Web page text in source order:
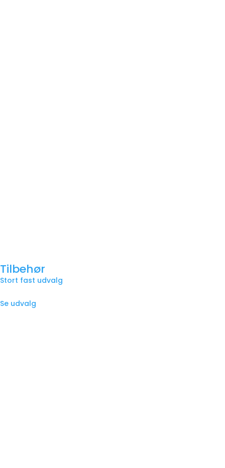
Tilbehør
Stort fast udvalg
Se udvalg